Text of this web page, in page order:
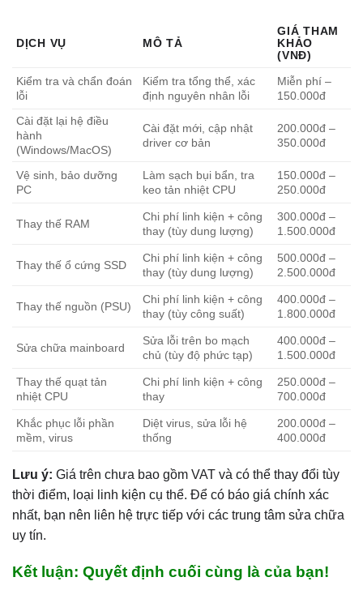
DỊCH VỤ MÔ TẢ
GIÁ THAM
KHẢO
(VNĐ)
Kiểm tra và chẩn đoán
lỗi
Kiểm tra tổng thể, xác
định nguyên nhân lỗi
Miễn phí –
150.000đ
Cài đặt lại hệ điều
hành
(Windows/MacOS)
Cài đặt mới, cập nhật
driver cơ bản
200.000đ –
350.000đ
Vệ sinh, bảo dưỡng
PC
Làm sạch bụi bẩn, tra
keo tản nhiệt CPU
150.000đ –
250.000đ
Thay thế RAM
Chi phí linh kiện + công
thay (tùy dung lượng)
300.000đ –
1.500.000đ
Thay thế ổ cứng SSD
Chi phí linh kiện + công
thay (tùy dung lượng)
500.000đ –
2.500.000đ
Thay thế nguồn (PSU)
Chi phí linh kiện + công
thay (tùy công suất)
400.000đ –
1.800.000đ
Sửa chữa mainboard
Sửa lỗi trên bo mạch
chủ (tùy độ phức tạp)
400.000đ –
1.500.000đ
Thay thế quạt tản
nhiệt CPU
Chi phí linh kiện + công
thay
250.000đ –
700.000đ
Khắc phục lỗi phần
mềm, virus
Diệt virus, sửa lỗi hệ
thống
200.000đ –
400.000đ
Lưu ý: Giá trên chưa bao gồm VAT và có thể thay đổi tùy
thời điểm, loại linh kiện cụ thể. Để có báo giá chính xác
nhất, bạn nên liên hệ trực tiếp với các trung tâm sửa chữa
uy tín.
Kết luận: Quyết định cuối cùng là của bạn!